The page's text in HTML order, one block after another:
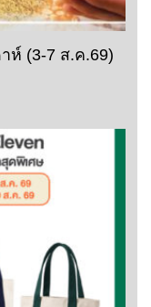
ห์ (3-7 ส.ค.69)